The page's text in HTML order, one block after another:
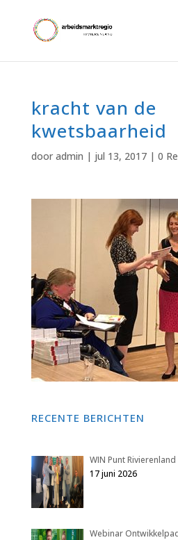
kracht van de
kwetsbaarheid
door admin | jul 13, 2017| 0
RECENTE BERICHTEN
WIN Punt
17 juni 2026
Webinar